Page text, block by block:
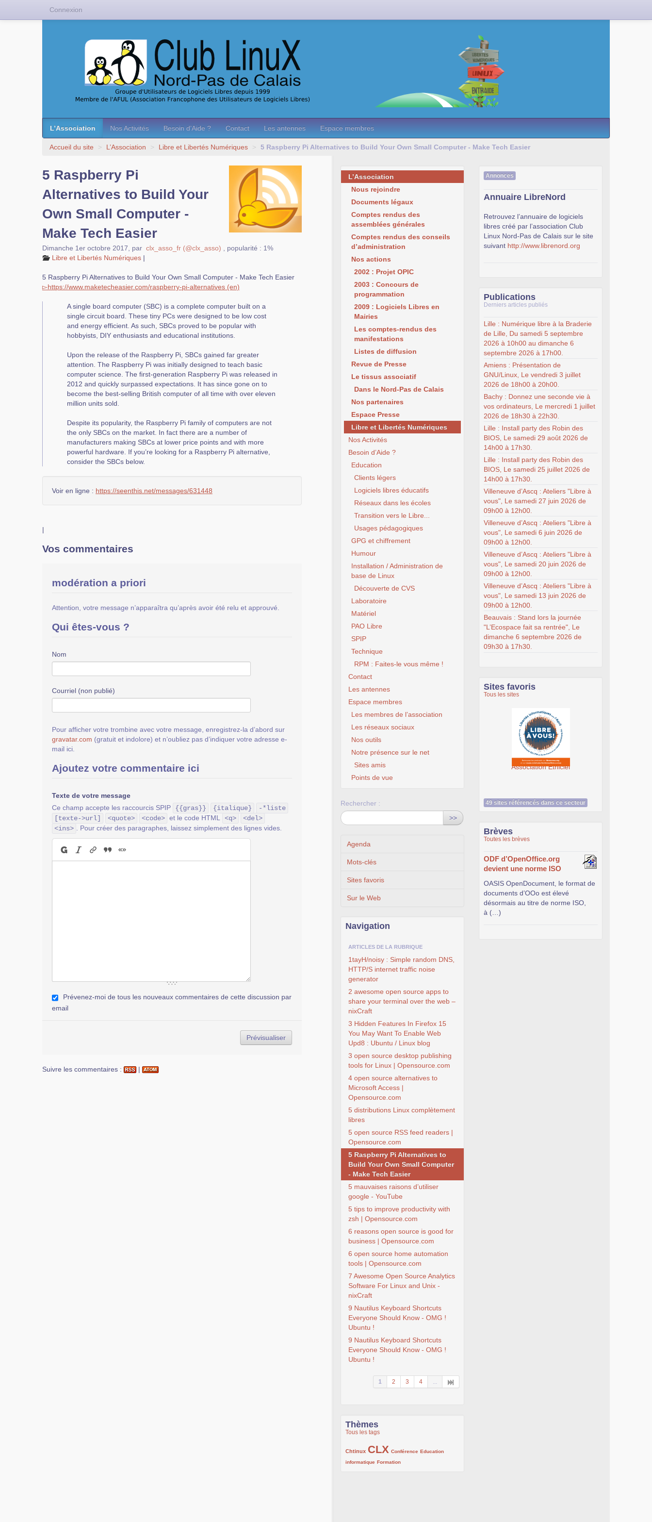
L’Association Nos Activités Besoin d’Aide ? Contact Les antennes Espace membres
Accueil du site > L’Association > Libre et Libertés Numériques > 5 Raspberry Pi Alternatives to Build Your Own Small Computer - Make Tech Easier
5 Raspberry Pi
Alternatives to Build Your
Own Small Computer -
Make Tech Easier
Dimanche 1er octobre 2017 par clx_asso_fr (@clx_asso)
popularité : 1%
Libre et Libertés Numériques |
5 Raspberry Pi Alternatives to Build Your Own Small Computer - Make Tech Easier
▻https://www. maketecheasier.com/raspberry-pi-alternatives
A single board computer (SBC) is a complete computer built on a
single circuit board. These tiny PCs were designed to be low cost
and energy efficient. As such, SBCs proved to be popular with
hobbyists, DIY enthusiasts and educational institutions.
Upon the release of the Raspberry Pi, SBCs gained far greater
attention. The Raspberry Pi was initially designed to teach basic
computer science. The first-generation Raspberry Pi was released in
2012 and quickly surpassed expectations. It has since gone on to
become the best-selling British computer of all time with over eleven
million units sold.
Despite its popularity, the Raspberry Pi family of computers are not
the only SBCs on the market. In fact there are a number of
manufacturers making SBCs at lower price points and with more
powerful hardware. If you’re looking for a Raspberry Pi alternative,
consider the SBCs below.
Voir en ligne : https://seenthis.net/messages/631448
|
Vos commentaires
modération a priori
Attention, votre message n’apparaîtra qu’après avoir été relu et approuvé.
Qui êtes-vous ?
Nom
Courriel (non publié)
Pour afficher votre trombine avec votre message, enregistrez-la d’abord sur
gravatar.com (gratuit et indolore) et n’oubliez pas d’indiquer votre adresse e-
mail ici.
Ajoutez votre commentaire ici
Texte de votre message
Ce champ accepte les raccourcis SPIP
{{gras}} {italique}
-*liste
[texte->url]
<quote> <code> et le code HTML <q>
<del>
<ins>
. Pour créer des paragraphes, laissez simplement des lignes vides.
Prévenez-moi de tous les nouveaux commentaires de cette discussion par
email
Suivre les commentaires : |
L’Association
Nous rejoindre
Documents légaux
Comptes rendus des
assemblées générales
Comptes rendus des conseils
d’administration
Nos actions
2002 : Projet OPIC
2003 : Concours de
programmation
2009 : Logiciels Libres en
Mairies
Les comptes-rendus des
manifestations
Listes de diffusion
Revue de Presse
Le tissus associatif
Dans le Nord-Pas de Calais
Nos partenaires
Espace Presse
Libre et Libertés Numériques
Nos Activités
Besoin d’Aide ?
Education
Clients légers
Logiciels libres éducatifs
Réseaux dans les écoles
Transition vers le Libre...
Usages pédagogiques
GPG et chiffrement
Humour
Installation / Administration de
base de Linux
Découverte de CVS
Laboratoire
Matériel
PAO Libre
SPIP
Technique
RPM : Faites-le vous même !
Contact
Les antennes
Espace membres
Les membres de l’association
Les réseaux sociaux
Nos outils
Notre présence sur le net
Sites amis
Points de vue
Rechercher :
>>
Agenda
Mots-clés
Sites favoris
Sur le Web
Navigation
ARTICLES DE LA RUBRIQUE
1tayH/noisy : Simple random DNS,
HTTP/S internet traffic noise
generator
2 awesome open source apps to
share your terminal over the web –
nixCraft
3 Hidden Features In Firefox 15
You May Want To Enable Web
Upd8 : Ubuntu / Linux blog
3 open source desktop publishing
tools for Linux | Opensource.com
4 open source alternatives to
Microsoft Access |
Opensource.com
5 distributions Linux complètement
libres
5 open source RSS feed readers |
Opensource.com
5 Raspberry Pi Alternatives to
Build Your Own Small Computer
- Make Tech Easier
5 mauvaises raisons d’utiliser
google - YouTube
5 tips to improve productivity with
zsh | Opensource.com
6 reasons open source is good for
business | Opensource.com
6 open source home automation
tools | Opensource.com
7 Awesome Open Source Analytics
Software For Linux and Unix -
nixCraft
9 Nautilus Keyboard Shortcuts
Everyone Should Know - OMG !
Ubuntu !
9 Nautilus Keyboard Shortcuts
Everyone Should Know - OMG !
Ubuntu !
1 2 3 4 ...
Thèmes
Tous les tags
Chtinux
222/1002CLX
1002/1002 Conférence
132/1002
Education
informatique
119/1002 Formation
168/1002
Annonces
Annuaire LibreNord
Retrouvez l’annuaire de logiciels
libres créé par l’association Club
Linux Nord-Pas de Calais sur le site
suivant http://www.librenord.org
Publications
Derniers articles publiés
Lille : Numérique libre à la Braderie
de Lille, Du samedi 5 septembre
2026 à 10h00 au dimanche 6
septembre 2026 à 17h00.
Amiens : Présentation de
GNU/Linux, Le vendredi 3 juillet
2026 de 18h00 à 20h00.
Bachy : Donnez une seconde vie à
vos ordinateurs, Le mercredi 1 juillet
2026 de 18h30 à 22h30.
Lille : Install party des Robin des
BIOS, Le samedi 29 août 2026 de
14h00 à 17h30.
Lille : Install party des Robin des
BIOS, Le samedi 25 juillet 2026 de
14h00 à 17h30.
Villeneuve d’Ascq : Ateliers "Libre à
vous", Le samedi 27 juin 2026 de
09h00 à 12h00.
Villeneuve d’Ascq : Ateliers "Libre à
vous", Le samedi 6 juin 2026 de
09h00 à 12h00.
Villeneuve d’Ascq : Ateliers "Libre à
vous", Le samedi 20 juin 2026 de
09h00 à 12h00.
Villeneuve d’Ascq : Ateliers "Libre à
vous", Le samedi 13 juin 2026 de
09h00 à 12h00.
Beauvais : Stand lors la journée
"L’Ecospace fait sa rentrée", Le
dimanche 6 septembre 2026 de
09h30 à 17h30.
Sites favoris
Tous les sites
cre@tic, un service du Cdg59
49 sites référencés dans ce secteur
Brèves
Toutes les brèves
ODF d’OpenOffice.org
devient une norme ISO
OASIS OpenDocument, le format de
documents d’OOo est élevé
désormais au titre de norme ISO,
à (…)
Connexion